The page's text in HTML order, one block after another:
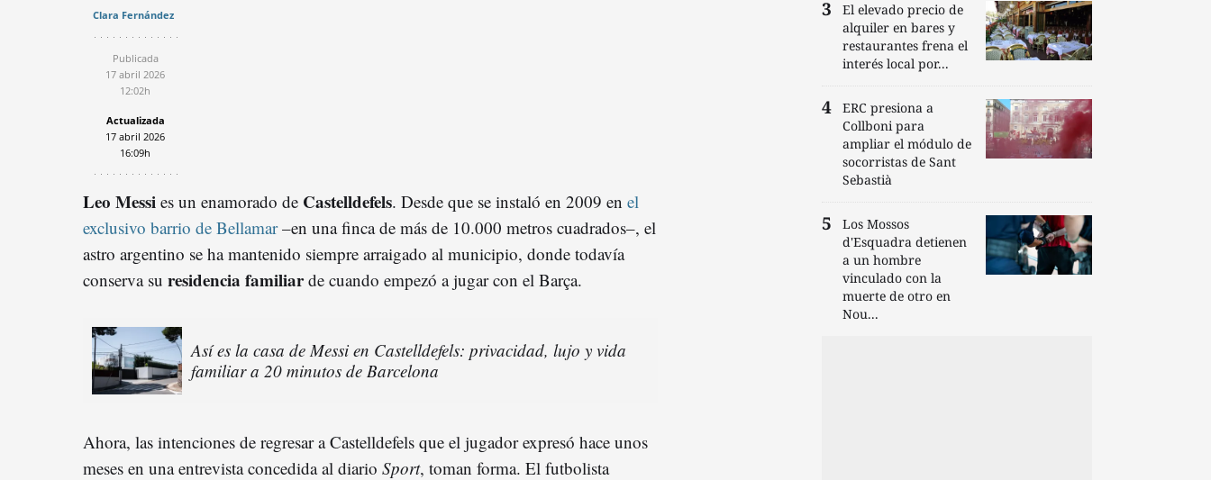
Clara Fernández
Publicada
17 abril 2026
12:02h
Actualizada
17 abril 2026
16:09h
Leo Messi es un enamorado de Castelldefels. Desde que se instaló en 2009 en el
exclusivo barrio de Bellamar–en una finca de más de 10.000 metros cuadrados–, el
astro argentino se ha mantenido siempre arraigado al municipio, donde todavía
conserva su residencia familiarde cuando empezó a jugar con el Barça.
Así es la casa de Messi en Castelldefels: privacidad, lujo y vida
familiar a 20 minutos de Barcelona
Ahora, las intenciones de regresar a Castelldefels que el jugador expresó hace unos
meses en una entrevista concedida al diario Sport, toman forma. El futbolista
El elevado precio de
alquiler en bares y
restaurantes frena el
interés local por...
ERC presiona a
Collboni para
ampliar el módulo de
socorristas de Sant
Sebastià
Los Mossos
d'Esquadra detienen
a un hombre
vinculado con la
muerte de otro en
Nou...